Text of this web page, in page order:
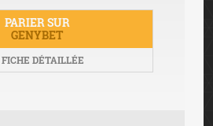
PARIER SUR
GENYBET
FICHE DÉTAILLÉE